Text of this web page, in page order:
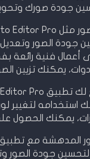
جودة صورك
جودة الصور وتعديل
أعمال فنية رائعة
يمكنك تزيين
استخدامه لتغيير
يمكنك الحصول
لتحسين جودة الصور